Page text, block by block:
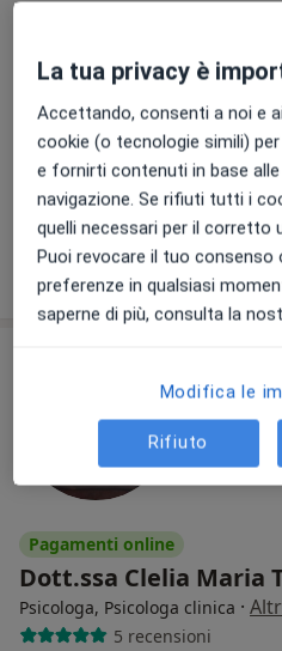
38 recensioni
Piazza Enrico Toti 15,
Studio Rosanna Cuccia
Colloquio psicologico
Chiedi di attivare le
Pagamenti online
Dott.ssa Clelia Maria
Psicologa, Psicologa clinica ·
5 recensioni
La tua privacy è
Accettando, consenti a noi e
cookie (o tecnologie simili)
e fornirti contenuti in base
navigazione. Se rifiuti tutti i
quelli necessari per il corretto
Puoi revocare il tuo consenso
preferenze in qualsiasi
saperne di più, consulta la
Modifica le
Rifiuto